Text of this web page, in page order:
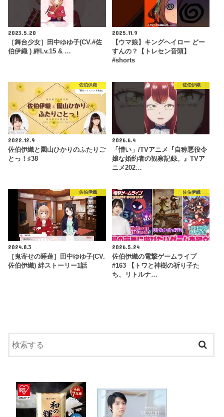
2023.5.20
［舞台少女］田中ゆゆ子(CV.#佐
伯伊織 ) 絆Lv.15 & …
2025.11.9
【ウマ娘】キングヘイロー どー
すんの？【トレセン音頭】
#shorts
佐伯伊織
2022.12.9
佐伯伊織と園山ひかりのふたりご
とっ！♯38
佐伯伊織
2026.6.4
「憎い」/TVアニメ『自称悪役令
嬢な婚約者の観察記録。』TVア
ニメ202…
佐伯伊織
2024.8.3
［鬼寄せの睡蓮］田中ゆゆ子(CV.
佐伯伊織) 絆ストーリー1話
佐伯伊織
2026.5.24
佐伯伊織の電撃ゲームライブ
#163 【トワと神樹の祈り子た
ち、リトルナ…